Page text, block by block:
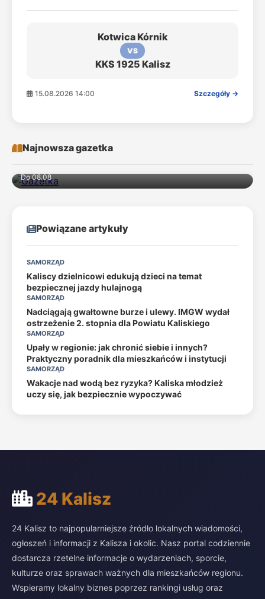
Kotwica Kórnik
VS
KKS 1925 Kalisz
15.08.2026 14:00 Szczegóły →
Najnowsza gazetka
Do 08.08
Powiązane artykuły
SAMORZĄD
Kaliscy dzielnicowi edukują dzieci na temat
bezpiecznej jazdy hulajnogą
SAMORZĄD
Nadciągają gwałtowne burze i ulewy. IMGW wydał
ostrzeżenie 2. stopnia dla Powiatu Kaliskiego
SAMORZĄD
Upały w regionie: jak chronić siebie i innych?
Praktyczny poradnik dla mieszkańców i instytucji
SAMORZĄD
Wakacje nad wodą bez ryzyka? Kaliska młodzież
uczy się, jak bezpiecznie wypoczywać
24 Kalisz
24 Kalisz to najpopularniejsze źródło lokalnych wiadomości,
ogłoszeń i informacji z Kalisza i okolic. Nasz portal codziennie
dostarcza rzetelne informacje o wydarzeniach, sporcie,
kulturze oraz sprawach ważnych dla mieszkańców regionu.
Wspieramy lokalny biznes poprzez rankingi usług oraz